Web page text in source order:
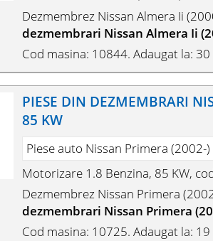
Dezmembrez Nissan Almera Ii
dezmembrari Nissan Almera Ii
Cod masina: 10844. Adaugat la:
PIESE DIN DEZMEMBRARI
85 KW
Piese auto Nissan Primera (2002-
Motorizare 1.8 Benzina, 85 KW,
Dezmembrez Nissan Primera
dezmembrari Nissan Primera
Cod masina: 10725. Adaugat la: